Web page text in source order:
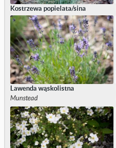
Kostrzewa popielata/sina
Lawenda wąskolistna
Munstead